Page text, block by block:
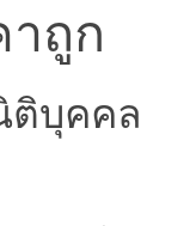
ถูก
ติบุคคล